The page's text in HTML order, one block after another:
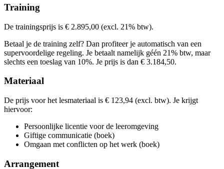
Kies deze startdatum
Lesdagen
don19-11-20269:30 - 16:30
vri20-11-20269:30 - 16:30
don10-12-20269:30 - 16:30
Bekijk prijsopbouw
woe03-02-20279:30 - 16:30
don04-02-20279:30 - 16:30
don04-03-2027
€ 3.338,94
Kies deze startdatum
Lesdagen
din25-05-20279:30 - 16:30
din15-06-2027
Training
De trainingsprijs is € 2.895,00 (excl. 21% btw).
Betaal je de training zelf? Dan profiteer je automatisch van een
supervoordelige regeling. Je betaalt namelijk géén 21% btw, maar
slechts een toeslag van 10%. Je prijs is dan € 3.184,50.
Materiaal
De prijs voor het lesmateriaal is € 123,94 (excl. btw). Je krijgt
hiervoor:
Persoonlijke licentie voor de leeromgeving
Giftige communicatie (boek)
Omgaan met conflicten op het werk (boek)
Arrangement